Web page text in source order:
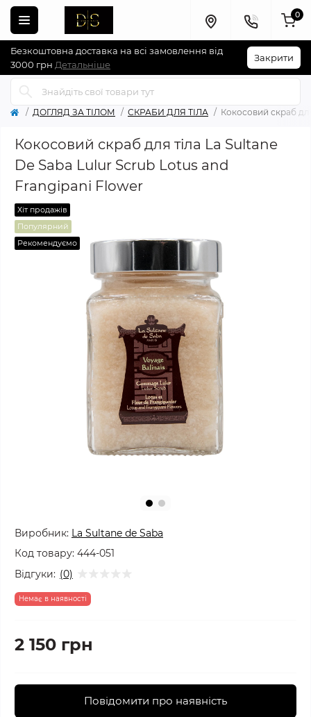
Безкоштовна доставка на всі замовлення від
3000 грн Детальніше
Закрити
0
ДОГЛЯД ЗА ТІЛОМ СКРАБИ ДЛЯ ТІЛА Кокосовий скраб
Кокосовий скраб для тіла La Sultane
De Saba Lulur Scrub Lotus and
Frangipani Flower
Хіт продажів
Популярний
Рекомендуємо
Виробник: La Sultane de Saba
Код товару: 444-051
Відгуки: (0)
Немає в наявності
2 150 грн
Повідомити про наявність